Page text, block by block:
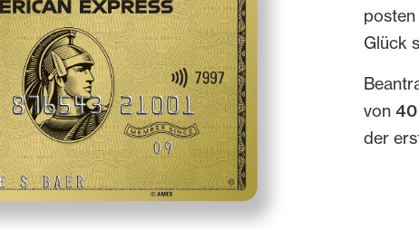
Glück
von
der